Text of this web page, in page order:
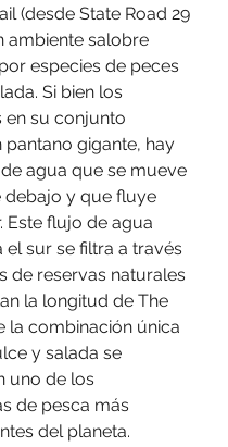
(desde State Road 29
ambiente salobre
especies de peces
Si bien los
en su conjunto
pantano gigante, hay
agua que se mueve
debajo y que fluye
Este flujo de agua
el sur se filtra a través
de reservas naturales
la longitud de The
la combinación única
y salada se
uno de los
de pesca más
del planeta.